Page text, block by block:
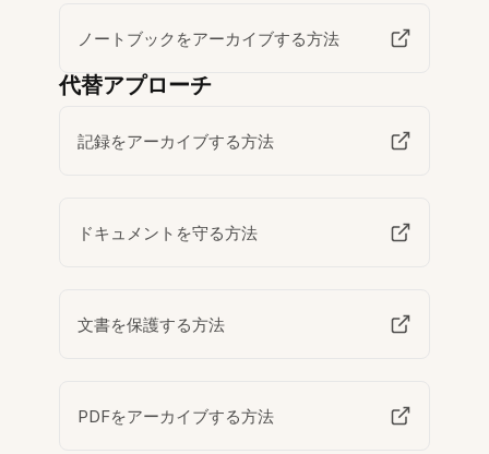
ノートブックをアーカイブする方法
代替アプローチ
記録をアーカイブする方法
ドキュメントを守る方法
文書を保護する方法
PDFをアーカイブする方法